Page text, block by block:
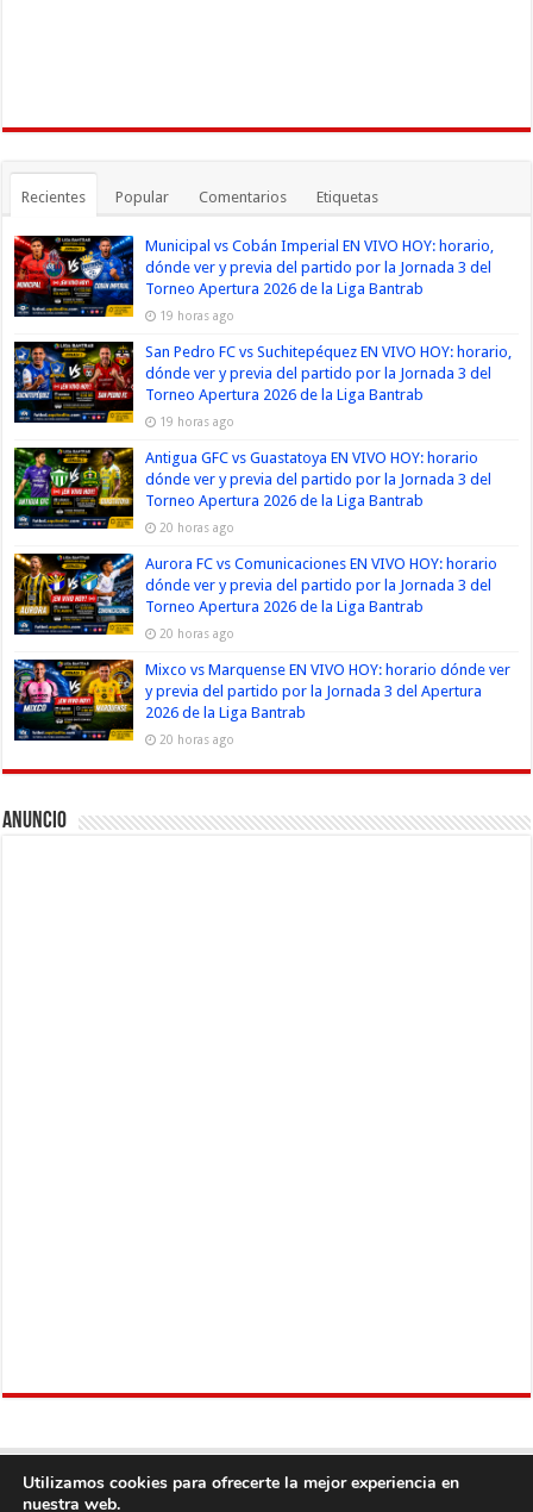
Recientes Popular Comentarios Etiquetas
Municipal vs Cobán Imperial EN VIVO HOY: horario,
dónde ver y previa del partido por la Jornada 3 del
Torneo Apertura 2026 de la Liga Bantrab
19 horas ago
San Pedro FC vs Suchitepéquez EN VIVO HOY: horario,
dónde ver y previa del partido por la Jornada 3 del
Torneo Apertura 2026 de la Liga Bantrab
19 horas ago
Antigua GFC vs Guastatoya EN VIVO HOY: horario
dónde ver y previa del partido por la Jornada 3 del
Torneo Apertura 2026 de la Liga Bantrab
20 horas ago
Aurora FC vs Comunicaciones EN VIVO HOY: horario
dónde ver y previa del partido por la Jornada 3 del
Torneo Apertura 2026 de la Liga Bantrab
20 horas ago
Mixco vs Marquense EN VIVO HOY: horario dónde ver
y previa del partido por la Jornada 3 del Apertura
2026 de la Liga Bantrab
20 horas ago
Anuncio
Utilizamos cookies para ofrecerte la mejor experiencia en
nuestra web.